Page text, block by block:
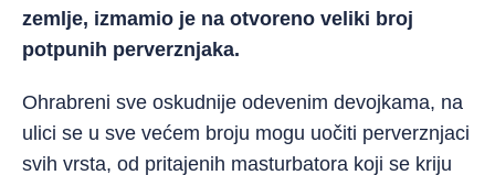
zemlje, izmamio je na otvoreno veliki broj
potpunih perverznjaka.
Ohrabreni sve oskudnije odevenim devojkama, na
ulici se u sve većem broju mogu uočiti perverznjaci
svih vrsta, od pritajenih masturbatora koji se kriju